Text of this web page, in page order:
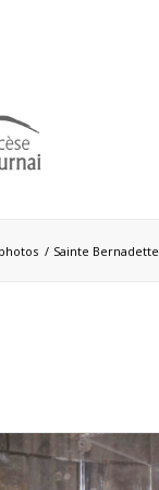
/ Sainte Bernadette